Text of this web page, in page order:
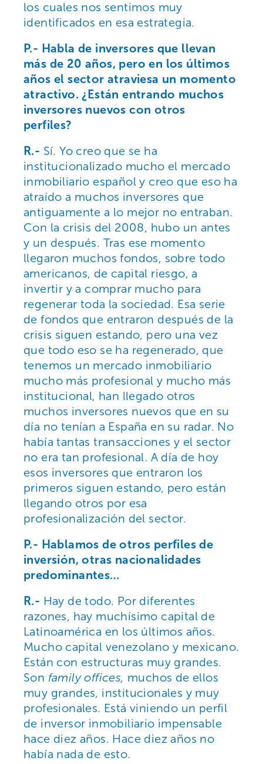
los cuales nos sentimos muy
identificados en esa estrategia.
P.- Habla de inversores que llevan
más de 20 años, pero en los últimos
años el sector atraviesa un momento
atractivo. ¿Están entrando muchos
inversores nuevos con otros
perfiles?
R.- Sí. Yo creo que se ha
institucionalizado mucho el mercado
inmobiliario español y creo que eso ha
atraído a muchos inversores que
antiguamente a lo mejor no entraban.
Con la crisis del 2008, hubo un antes
y un después. Tras ese momento
llegaron muchos fondos, sobre todo
americanos, de capital riesgo, a
invertir y a comprar mucho para
regenerar toda la sociedad. Esa serie
de fondos que entraron después de la
crisis siguen estando, pero una vez
que todo eso se ha regenerado, que
tenemos un mercado inmobiliario
mucho más profesional y mucho más
institucional, han llegado otros
muchos inversores nuevos que en su
día no tenían a España en su radar. No
había tantas transacciones y el sector
no era tan profesional. A día de hoy
esos inversores que entraron los
primeros siguen estando, pero están
llegando otros por esa
profesionalización del sector.
P.- Hablamos de otros perfiles de
inversión, otras nacionalidades
predominantes…
R.- Hay de todo. Por diferentes
razones, hay muchísimo capital de
Latinoamérica en los últimos años.
Mucho capital venezolano y mexicano.
Están con estructuras muy grandes.
Son family offices, muchos de ellos
muy grandes, institucionales y muy
profesionales. Está viniendo un perfil
de inversor inmobiliario impensable
hace diez años. Hace diez años no
había nada de esto.